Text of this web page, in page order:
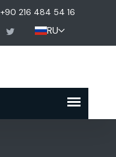
+90 216 484 54 16
RU